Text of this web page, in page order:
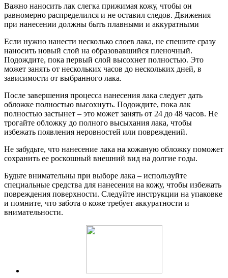
Важно наносить лак слегка прижимая кожу, чтобы он
равномерно распределился и не оставил следов. Движения
при нанесении должны быть плавными и аккуратными
Если нужно нанести несколько слоев лака, не спешите сразу
наносить новый слой на образовавшийся пленочный.
Подождите, пока первый слой высохнет полностью. Это
может занять от нескольких часов до нескольких дней, в
зависимости от выбранного лака.
После завершения процесса нанесения лака следует дать
обложке полностью высохнуть. Подождите, пока лак
полностью застынет – это может занять от 24 до 48 часов. Не
трогайте обложку до полного высыхания лака, чтобы
избежать появления неровностей или повреждений.
Не забудьте, что нанесение лака на кожаную обложку поможет
сохранить ее роскошный внешний вид на долгие годы.
Будьте внимательны при выборе лака – используйте
специальные средства для нанесения на кожу, чтобы избежать
повреждения поверхности. Следуйте инструкции на упаковке
и помните, что забота о коже требует аккуратности и
внимательности.